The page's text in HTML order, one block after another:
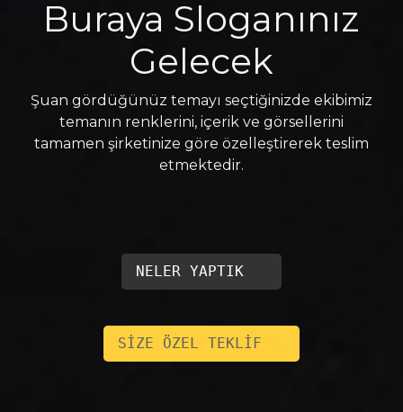
Buraya Sloganınız
Gelecek
Şuan gördüğünüz temayı seçtiğinizde ekibimiz
temanın renklerini, içerik ve görsellerini
tamamen şirketinize göre özelleştirerek teslim
etmektedir.
NELER YAPTIK
SİZE ÖZEL TEKLİF